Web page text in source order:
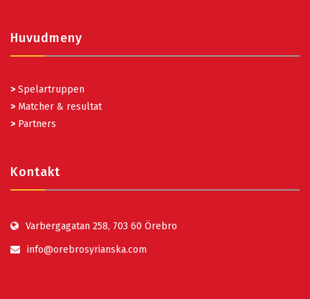
Huvudmeny
> Spelartruppen
> Matcher & resultat
> Partners
Kontakt
Varbergagatan 258, 703 60 Örebro
info@orebrosyrianska.com